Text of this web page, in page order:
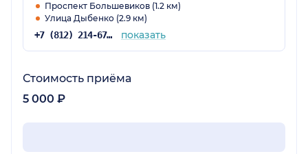
Проспект Большевиков (1.2 км)
Улица Дыбенко (2.9 км)
+7 (812) 214-67-27 показать
Стоимость приёма
5 000 ₽